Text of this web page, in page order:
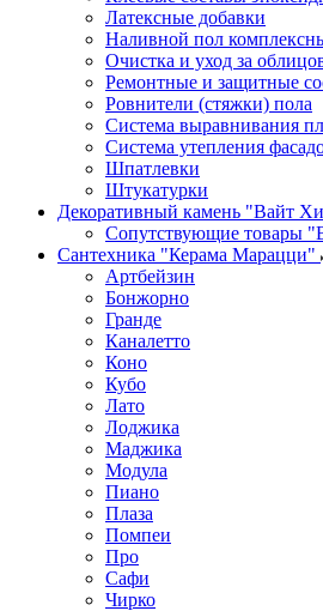
Латексные добавки
Наливной пол
Очистка и уход за
Ремонтные и защитные
Ровнители (стяжки) пола
Система выравнивания
Система утепления
Шпатлевки
Штукатурки
Декоративный камень "Вайт
Сопутствующие товары
Сантехника "Керама Марацци"
Артбейзин
Бонжорно
Гранде
Каналетто
Коно
Кубо
Лато
Лоджика
Маджика
Модула
Пиано
Плаза
Помпеи
Про
Сафи
Чирко